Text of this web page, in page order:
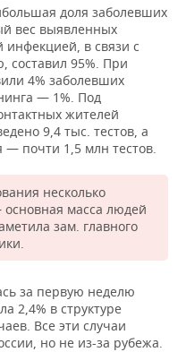
доля заболевших
вес выявленных
инфекцией, в связи с
составил 95%. При
4% заболевших
— 1%. Под
жителей
9,4 тыс. тестов, а
— почти 1,5 млн тестов.
несколько
масса людей
зам. главного
за первую неделю
2,4% в структуре
Все эти случаи
но не из-за рубежа.